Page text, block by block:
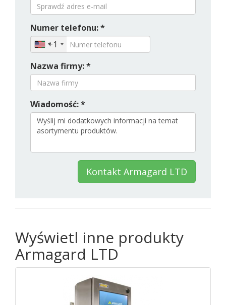
Numer telefonu: *
+1
Nazwa firmy: *
Wiadomość: *
Kontakt Armagard LTD
Wyświetl inne produkty
Armagard LTD